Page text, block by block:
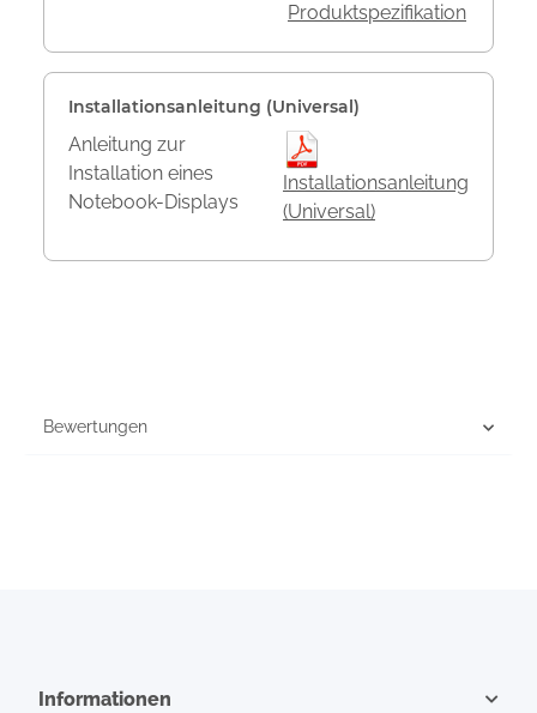
Produktspezifikation
Installationsanleitung (Universal)
Anleitung zur
Installation eines
Notebook-Displays
Installationsanleitung
(Universal)
Bewertungen
Informationen